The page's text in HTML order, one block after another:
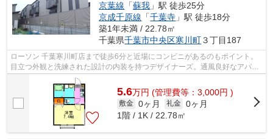
京葉線 「蘇我 」駅 徒歩25分
京成千原線 「千葉寺 」駅 徒歩18分
築1年未満 / 22.78㎡
千葉県千葉市中央区寒川町３丁目187
ローソン 千葉寒川町店まで徒歩6分と近場にコンビニがあるのもポイント。
目立つ外観と洗練された設計の内装を持つデザイナーズ。通風良好なアパー
トは洗濯物も乾きやすくなっています...
5.6万円 (管理費等：3,000円 )
敷金 0ヶ月 礼金 0ヶ月
1階 / 1K / 22.78㎡